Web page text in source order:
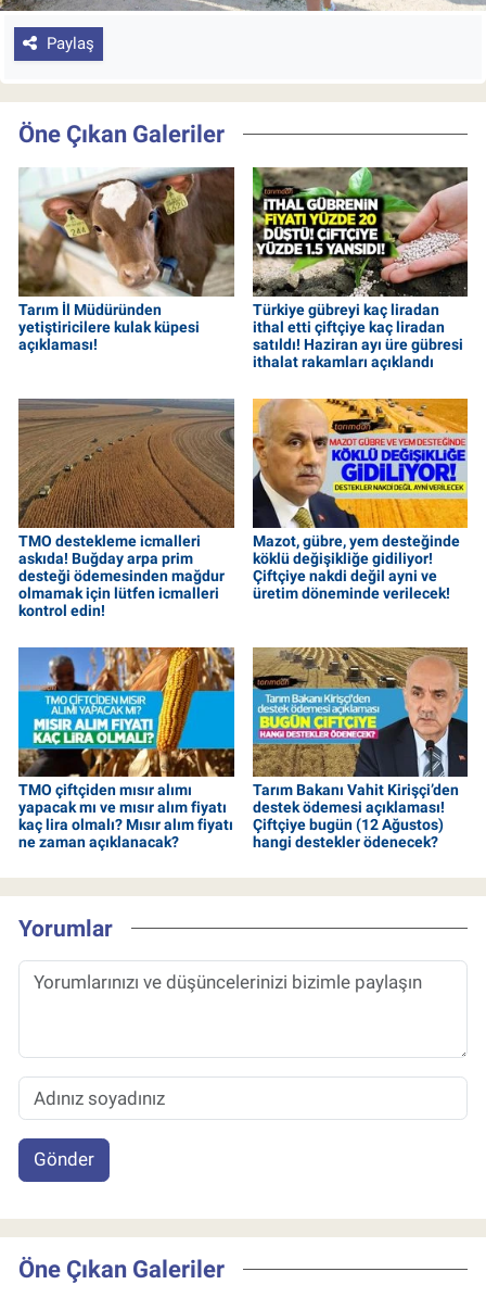
Paylaş
Öne Çıkan Galeriler
Tarım İl Müdüründen
yetiştiricilere kulak küpesi
açıklaması!
Türkiye gübreyi kaç liradan
ithal etti çiftçiye kaç liradan
satıldı! Haziran ayı üre gübresi
ithalat rakamları açıklandı
TMO destekleme icmalleri
askıda! Buğday arpa prim
desteği ödemesinden mağdur
olmamak için lütfen icmalleri
kontrol edin!
Mazot, gübre, yem desteğinde
köklü değişikliğe gidiliyor!
Çiftçiye nakdi değil ayni ve
üretim döneminde verilecek!
TMO çiftçiden mısır alımı
yapacak mı ve mısır alım fiyatı
kaç lira olmalı? Mısır alım fiyatı
ne zaman açıklanacak?
Tarım Bakanı Vahit Kirişçi’den
destek ödemesi açıklaması!
Çiftçiye bugün (12 Ağustos)
hangi destekler ödenecek?
Yorumlar
Gönder
Öne Çıkan Galeriler